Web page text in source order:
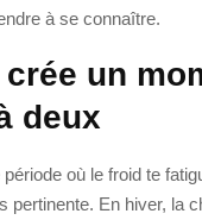
à se connaître.
un
deux
où le froid te
pertinente. En hiver, la